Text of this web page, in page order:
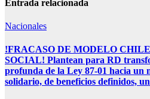
Entrada relacionada
Nacionales
!FRACASO DE MODELO
SOCIAL! Plantean para RD
profunda de la Ley 87-01 hacia un
solidario, de beneficios definidos,